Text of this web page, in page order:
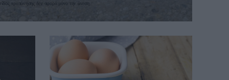
προπόνησης δεν αφορά μόνο την άνεση